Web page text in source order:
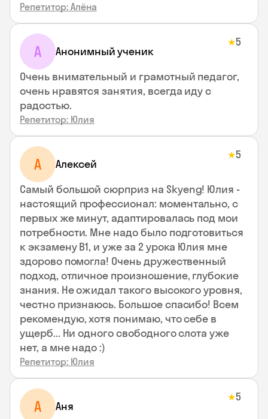
Репетитор: Алёна
А Анонимный ученик
★5
Очень внимательный и грамотный педагог,
очень нравятся занятия, всегда иду с
радостью.
Репетитор: Юлия
А Алексей
★5
Самый большой сюрприз на Skyeng! Юлия -
настоящий профессионал: моментально, с
первых же минут, адаптировалась под мои
потребности. Мне надо было подготовиться
к экзамену В1, и уже за 2 урока Юлия мне
здорово помогла! Очень дружественный
подход, отличное произношение, глубокие
знания. Не ожидал такого высокого уровня,
честно признаюсь. Большое спасибо! Всем
рекомендую, хотя понимаю, что себе в
ущерб... Ни одного свободного слота уже
нет, а мне надо :)
Репетитор: Юлия
А Аня
★5